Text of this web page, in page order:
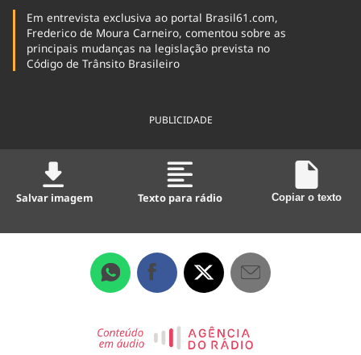
Em entrevista exclusiva ao portal Brasil61.com,
Frederico de Moura Carneiro, comentou sobre as
principais mudanças na legislação prevista no
Código de Trânsito Brasileiro
PUBLICIDADE
Salvar imagem Texto para rádio Copiar o texto